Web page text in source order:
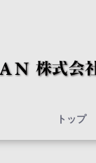
トップ